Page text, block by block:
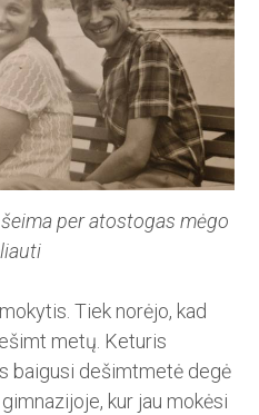
per atostogas mėgo
Tiek norėjo, kad
metų. Keturis
baigusi dešimtmetė degė
kur jau mokėsi